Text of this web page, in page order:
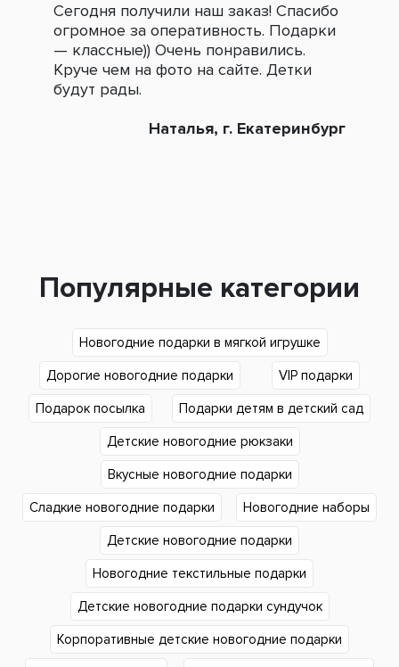
Сегодня получили наш заказ! Спасибо
огромное за оперативность. Подарки
— классные)) Очень понравились.
Круче чем на фото на сайте. Детки
будут рады.
Наталья, г. Екатеринбург
Популярные категории
Новогодние подарки в мягкой игрушке
Дорогие новогодние подарки VIP подарки
Подарок посылка Подарки детям в детский сад
Детские новогодние рюкзаки
Вкусные новогодние подарки
Сладкие новогодние подарки Новогодние наборы
Детские новогодние подарки
Новогодние текстильные подарки
Детские новогодние подарки сундучок
Корпоративные детские новогодние подарки